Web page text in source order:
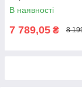
двочашева, врізна/
стільницю
В наявності
7 789,05 ₴ 8